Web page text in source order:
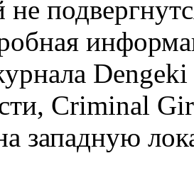
не
Criminal
западную